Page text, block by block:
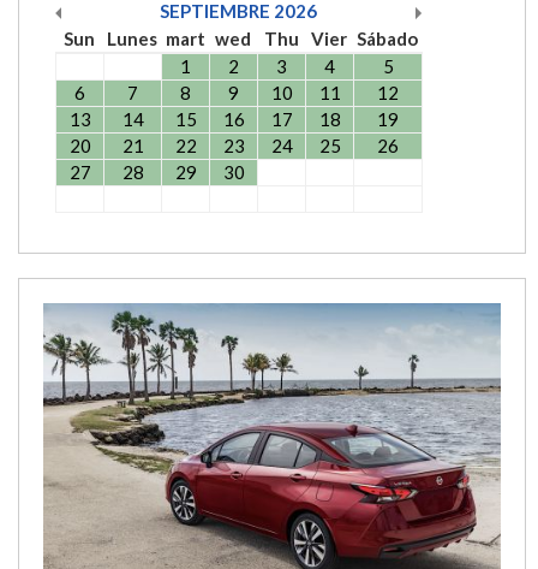
SEPTIEMBRE 2026
Sun
Lunes mart wed Thu Vier Sábado
1
2 3 4
5
6
7 8 9 10 11
12
13
14 15 16 17 18
19
20
21 22 23 24 25
26
27
28 29 30